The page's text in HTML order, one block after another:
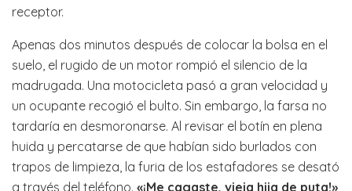
receptor.
Apenas dos minutos después de colocar la bolsa en el
suelo, el rugido de un motor rompió el silencio de la
madrugada. Una motocicleta pasó a gran velocidad y
un ocupante recogió el bulto. Sin embargo, la farsa no
tardaría en desmoronarse. Al revisar el botín en plena
huida y percatarse de que habían sido burlados con
trapos de limpieza, la furia de los estafadores se desató
a través del teléfono. «¡Me cagaste, vieja hija de puta!»